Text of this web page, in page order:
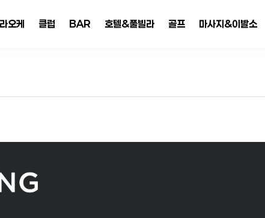
오케 클럽 BAR 호텔&풀빌라 골프 마사지&이발소